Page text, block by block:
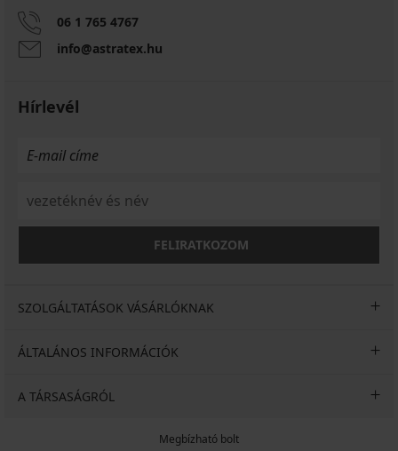
06 1 765 4767
info@astratex.hu
Hírlevél
FELIRATKOZOM
SZOLGÁLTATÁSOK VÁSÁRLÓKNAK
ÁLTALÁNOS INFORMÁCIÓK
A TÁRSASÁGRÓL
Megbízható bolt